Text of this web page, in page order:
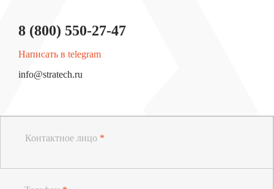
8 (800) 550-27-47
Написать в telegram
info@stratech.ru
Контактное лицо *